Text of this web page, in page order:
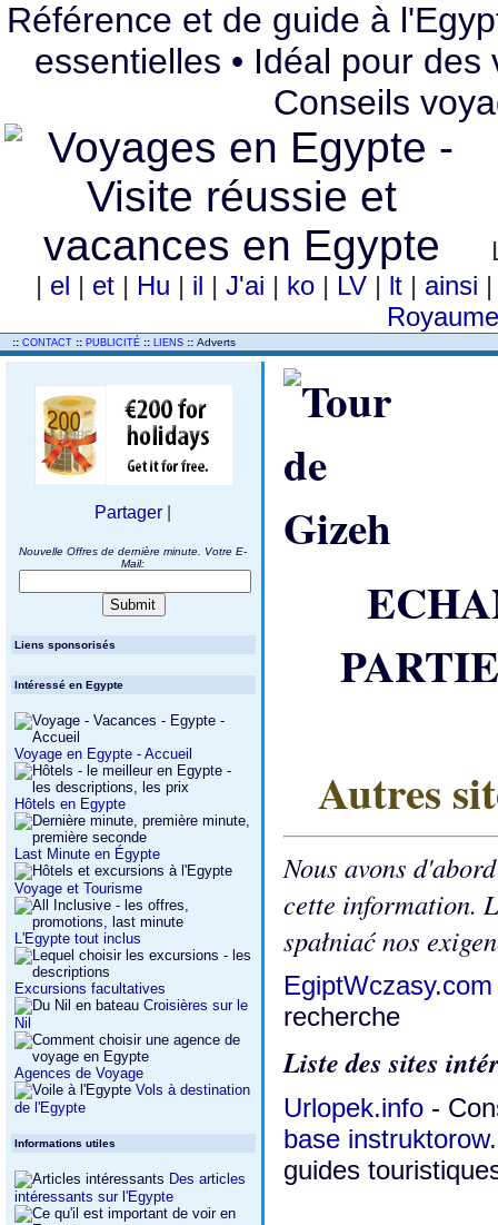
Référence et de guide à
essentielles • Idéal pour des
Conseils
| el | et | Hu | il | J'ai | ko | LV | lt | ainsi
:: CONTACT :: PUBLICITÉ :: LIENS :: Adverts
Partager
Nouvelle Offres de dernière minute. Votre E-
Mail:
Liens sponsorisés
Intéressé en Egypte
Voyage en Egypte - Accueil
Hôtels en Egypte
Last Minute en Égypte
Voyage et Tourisme
L'Egypte tout inclus
Excursions facultatives
Croisières sur le
Nil
Agences de Voyage
Vols à destination
de l'Egypte
Informations utiles
Des articles
intéressants sur l'Egypte
Autres
Nous avons
cette information.
spałniać nos
recherche
Liste des sites
Urlopek.info -
base
guides